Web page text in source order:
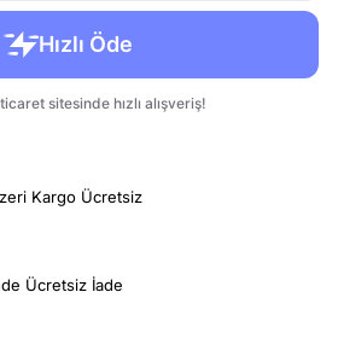
Kargo Ücretsiz
Ücretsiz İade